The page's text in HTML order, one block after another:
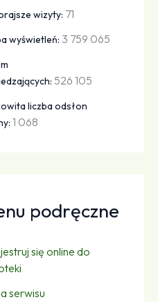
wizyty: 71
wyświetleń: 3 759 065
526 105
liczba odsłon
1 068
podręczne
się online do
serwisu